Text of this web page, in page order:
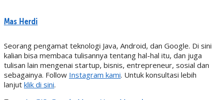
Mas Herdi
Seorang pengamat teknologi Java, Android, dan Google. Di sini
kalian bisa membaca tulisannya tentang hal-hal itu, dan juga
tulisan lain mengenai startup, bisnis, entrepreneur, sosial dan
sebagainya. Follow Instagram kami. Untuk konsultasi lebih
lanjut klik di sini.